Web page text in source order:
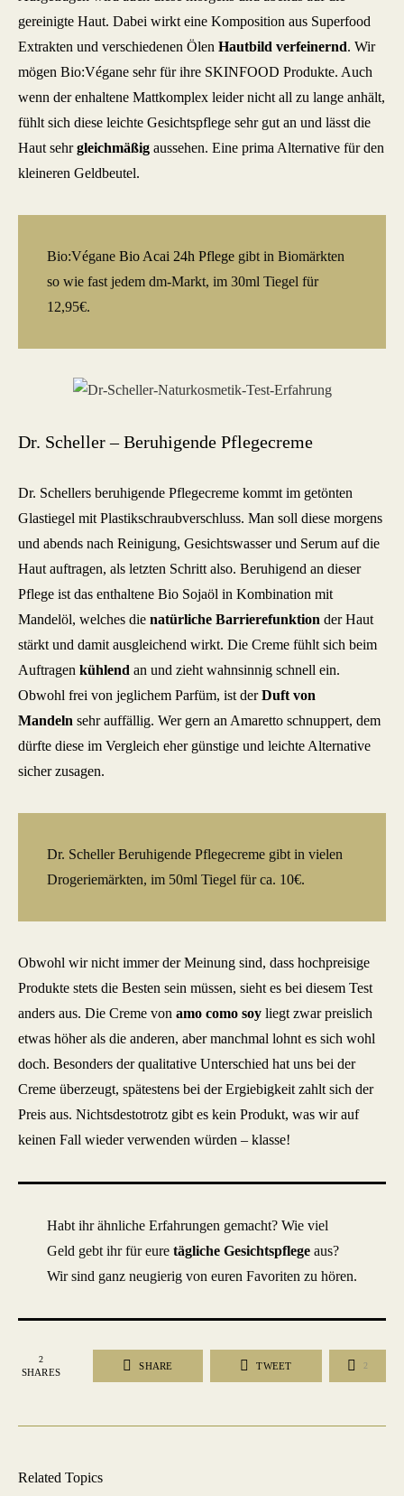
gereinigte Haut. Dabei wirkt eine Komposition aus Superfood
Extrakten und verschiedenen Ölen Hautbild verfeinernd. Wir
mögen Bio:Végane sehr für ihre SKINFOOD Produkte. Auch
wenn der enhaltene Mattkomplex leider nicht all zu lange anhält,
fühlt sich diese leichte Gesichtspflege sehr gut an und lässt die
Haut sehrgleichmäßig aussehen. Eine prima Alternative für den
kleineren Geldbeutel.
Bio:Végane Bio Acai 24h Pflege gibt in Biomärkten
so wie fast jedem dm-Markt, im 30ml Tiegel für
12,95€.
Dr. Scheller – Beruhigende Pflegecreme
Dr. Schellers beruhigende Pflegecreme kommt im getönten
Glastiegel mit Plastikschraubverschluss. Man soll diese morgens
und abends nach Reinigung, Gesichtswasser und Serum auf die
Haut auftragen, als letzten Schritt also. Beruhigend an dieser
Pflege ist das enthaltene Bio Sojaöl in Kombination mit
Mandelöl, welches die natürliche Barrierefunktion der Haut
stärkt und damit ausgleichend wirkt. Die Creme fühlt sich beim
Auftragen kühlend an und zieht wahnsinnig schnell ein.
Obwohl frei von jeglichem Parfüm, ist derDuft von
Mandeln sehr auffällig. Wer gern an Amaretto schnuppert, dem
dürfte diese im Vergleich eher günstige und leichte Alternative
sicher zusagen.
Dr. Scheller Beruhigende Pflegecreme gibt in vielen
Drogeriemärkten, im 50ml Tiegel für ca. 10€.
Obwohl wir nicht immer der Meinung sind, dass hochpreisige
Produkte stets die Besten sein müssen, sieht es bei diesem Test
anders aus. Die Creme von amo como soy liegt zwar preislich
etwas höher als die anderen, aber manchmal lohnt es sich wohl
doch. Besonders der qualitative Unterschied hat uns bei der
Creme überzeugt, spätestens bei der Ergiebigkeit zahlt sich der
Preis aus. Nichtsdestotrotz gibt es kein Produkt, was wir auf
keinen Fall wieder verwenden würden – klasse!
Habt ihr ähnliche Erfahrungen gemacht? Wie viel
Geld gebt ihr für eure tägliche Gesichtspflege aus?
Wir sind ganz neugierig von euren Favoriten zu hören.
2
SHARES
SHARE TWEET 2
Related Topics